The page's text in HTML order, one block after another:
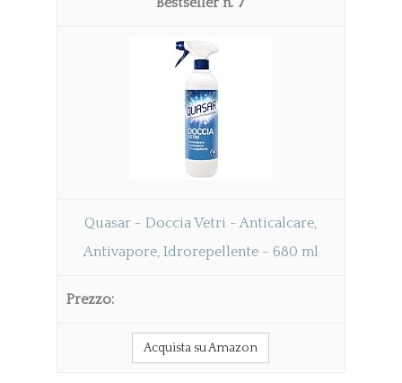
Quasar - Doccia Vetri - Anticalcare,
Antivapore, Idrorepellente - 680 ml
Acquista su Amazon